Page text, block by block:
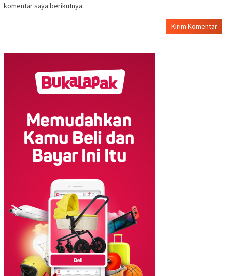
komentar saya berikutnya.